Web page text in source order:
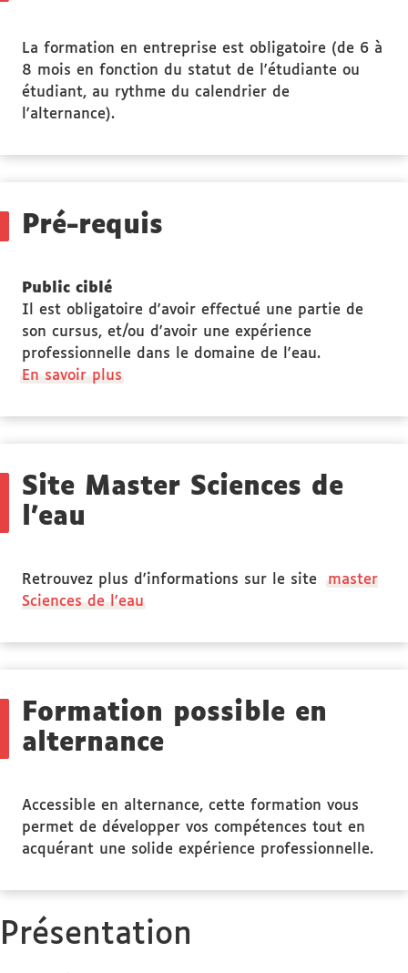
La formation en entreprise est obligatoire (de 6 à
8 mois en fonction du statut de l'étudiante ou
étudiant, au rythme du calendrier de
l'alternance).
Pré-requis
Public ciblé
Il est obligatoire d'avoir effectué une partie de
son cursus, et/ou d'avoir une expérience
professionnelle dans le domaine de l'eau.
En savoir plus
des
Site Master Sciences de
l'eau
Retrouvez plus d'informations sur le site master
Sciences de l'eau
Formation possible en
alternance
Accessible en alternance, cette formation vous
permet de développer vos compétences tout en
acquérant une solide expérience professionnelle.
Présentation